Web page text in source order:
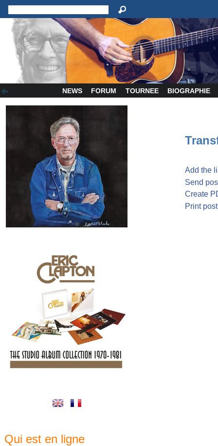
NEWS FORUM TOURNEE BIOGRAPHIE
Qui est en ligne
Add the
Send
Create
Print post